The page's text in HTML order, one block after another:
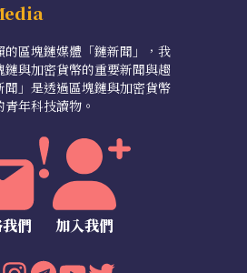
的區塊鏈媒體「鏈新聞」，我
鏈與加密貨幣的重要新聞與趨
聞」是透過區塊鏈與加密貨幣
年科技讀物。
們 加入我們